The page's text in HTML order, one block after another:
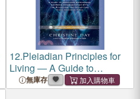
12.Pleiadian Principles for
Living ― A Guide to
Accessing Dimensional
Energies, Communicating
無庫存